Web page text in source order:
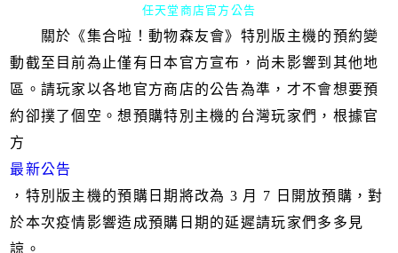
任天堂商店官方公告
關於《集合啦！動物森友會》特別版主機的預約變
動截至目前為止僅有日本官方宣布，尚未影響到其他地
區。請玩家以各地官方商店的公告為準，才不會想要預
約卻撲了個空。想預購特別主機的台灣玩家們，根據官
方
最新公告
，特別版主機的預購日期將改為 3 月 7 日開放預購，對
於本次疫情影響造成預購日期的延遲請玩家們多多見
諒。